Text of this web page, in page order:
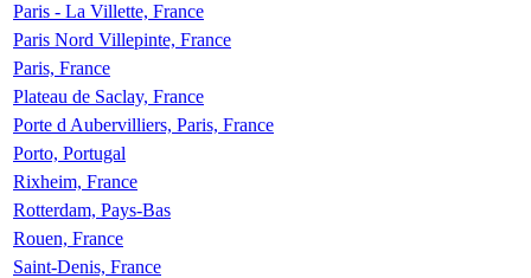
Paris - La Villette, France
Paris Nord Villepinte, France
Paris, France
Plateau de Saclay, France
Porte d Aubervilliers, Paris, France
Porto, Portugal
Rixheim, France
Rotterdam, Pays-Bas
Rouen, France
Saint-Denis, France